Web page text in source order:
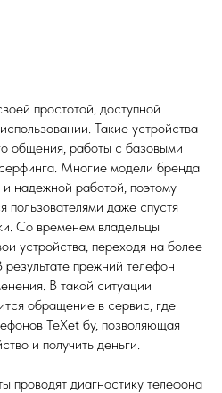
простотой, доступной
Такие устройства
общения, работы с базовыми
Многие модели бренда
надежной работой, поэтому
пользователями даже спустя
Со временем владельцы
устройства, переходя на более
прежний телефон
В такой ситуации
обращение в сервис, где
TeXet бу, позволяющая
и получить деньги.
проводят диагностику телефона